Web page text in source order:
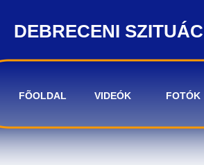
DEBRECENI
FÕOLDAL VIDEÓK FOTÓK